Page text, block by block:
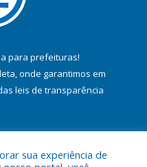
para prefeituras!
onde garantimos em
leis de transparência
sua experiência de